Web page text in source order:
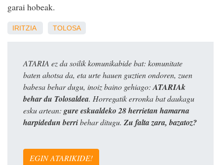
garai hobeak.
IRITZIA TOLOSA
ATARIA ez da soilik komunikabide bat: komunitate
baten ahotsa da, eta urte hauen guztien ondoren, zuen
babesa behar dugu, inoiz baino gehiago: ATARIAk
behar du Tolosaldea. Horregatik erronka bat daukagu
esku artean: gure eskualdeko 28 herrietan hamarna
harpidedun berribehar ditugu. Zu falta zara, bazatoz?
EGIN ATARIKIDE!